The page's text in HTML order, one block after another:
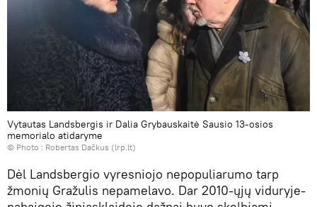
Vytautas Landsbergis ir Dalia Grybauskaitė Sausio 13-osios
memorialo atidaryme
© Photo : Robertas Dačkus (lrp.lt)
Dėl Landsbergio vyresniojo nepopuliarumo tarp
žmonių Gražulis nepamelavo. Dar 2010-ųjų viduryje-